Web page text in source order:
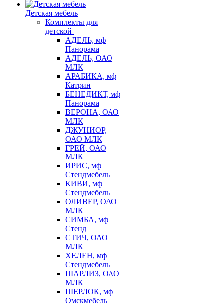
Детская мебель
Комплекты для
детской
АДЕЛЬ, мф
Панорама
АДЕЛЬ, ОАО
МЛК
АРАБИКА, мф
Катрин
БЕНЕДИКТ, мф
Панорама
ВЕРОНА, ОАО
МЛК
ДЖУНИОР,
ОАО МЛК
ГРЕЙ, ОАО
МЛК
ИРИС, мф
Стендмебель
КИВИ, мф
Стендмебель
ОЛИВЕР, ОАО
МЛК
СИМБА, мф
Стенд
СТИЧ, ОАО
МЛК
ХЕЛЕН, мф
Стендмебель
ШАРЛИЗ, ОАО
МЛК
ШЕРЛОК, мф
Омскмебель